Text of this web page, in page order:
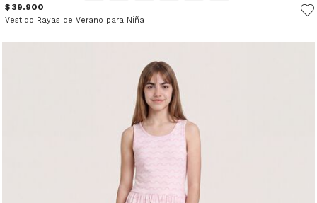
$ 39.900
Vestido Rayas de Verano para Niña